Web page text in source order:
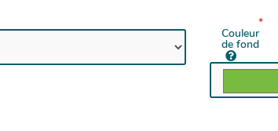
Couleur
de fond